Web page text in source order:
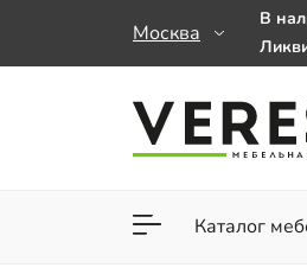
Москва
В
Каталог